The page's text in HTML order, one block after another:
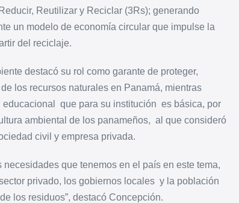
Reutilizar y Reciclar (3Rs); generando
un modelo de economía circular que impulse la
del reciclaje.
destacó su rol como garante de proteger,
los recursos naturales en Panamá, mientras
que para su institución es básica, por
ambiental de los panameños, al que consideró
civil y empresa privada.
que tenemos en el país en este tema,
privado, los gobiernos locales y la población
los residuos”, destacó Concepción.